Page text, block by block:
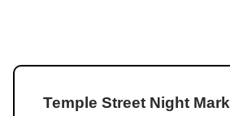
Temple Street Night